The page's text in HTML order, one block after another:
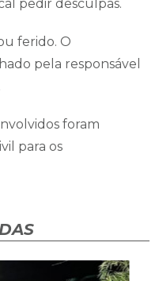
pedir desculpas.
ferido. O
pela responsável
foram
para os